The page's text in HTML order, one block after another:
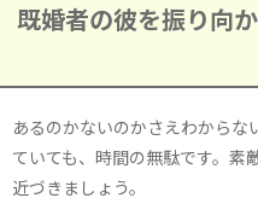
既婚者の彼を振り向
あるのかないのかさえわからな
ていても、時間の無駄です。素
近づきましょう。